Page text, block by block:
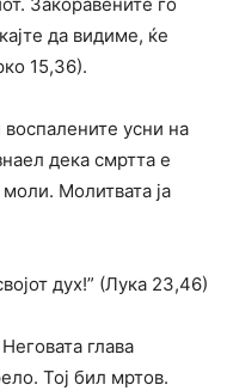
да видиме, ќе
15,36).
усни на
дека смртта е
Молитвата ја
дух!” (Лука 23,46)
глава
Тој бил мртов.